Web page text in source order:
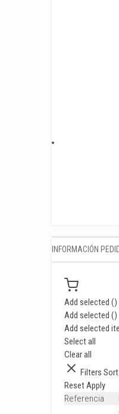
INFORMACIÓN
Add selected ()
Add selected ()
Add selected
Select all
Clear all
Filters
ResetApply
Referencia